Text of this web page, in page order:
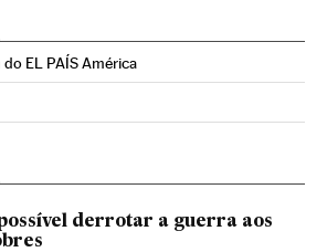
EL PAÍS América
en Instagram
derrotar a guerra aos